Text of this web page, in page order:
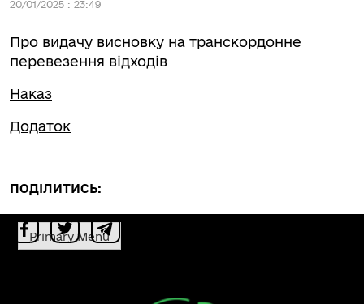
20/01/2025 : 23:49
Про видачу висновку на транскордонне
перевезення відходів
Наказ
Додаток
ПОДІЛИТИСЬ:
Primary Menu